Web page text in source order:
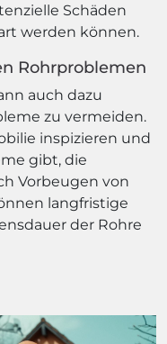
Schäden
werden können.
Rohrproblemen
auch dazu
zu vermeiden.
inspizieren und
gibt, die
Vorbeugen von
langfristige
der Rohre